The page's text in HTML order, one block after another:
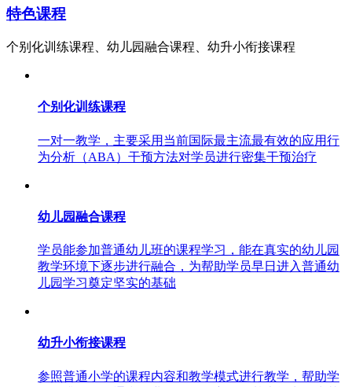
特色课程
个别化训练课程、幼儿园融合课程、幼升小衔接课程
个别化训练课程
一对一教学，主要采用当前国际最主流最有效的应用行
为分析（ABA）干预方法对学员进行密集干预治疗
幼儿园融合课程
学员能参加普通幼儿班的课程学习，能在真实的幼儿园
教学环境下逐步进行融合，为帮助学员早日进入普通幼
儿园学习奠定坚实的基础
幼升小衔接课程
参照普通小学的课程内容和教学模式进行教学，帮助学